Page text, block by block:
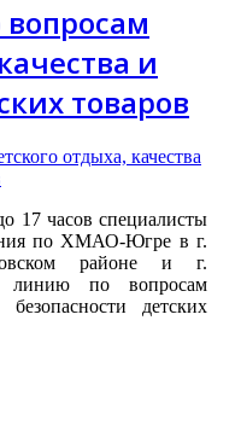
и
товаров
17 часов специалисты
по ХМАО-Югре в г.
районе и г.
линию по вопросам
детских